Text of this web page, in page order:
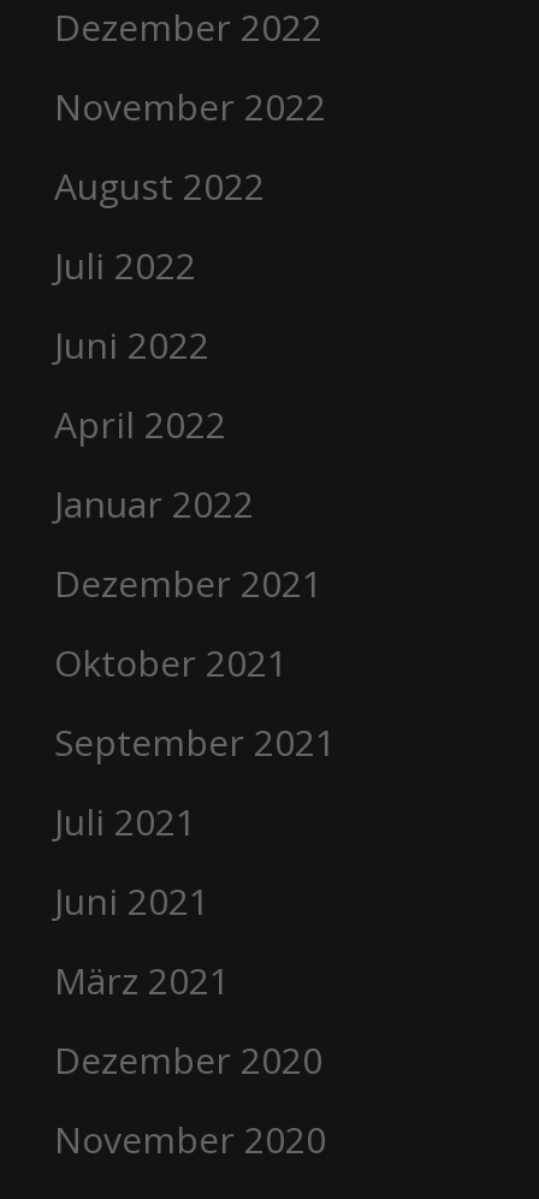
Dezember 2022
November 2022
August 2022
Juli 2022
Juni 2022
April 2022
Januar 2022
Dezember 2021
Oktober 2021
September 2021
Juli 2021
Juni 2021
März 2021
Dezember 2020
November 2020